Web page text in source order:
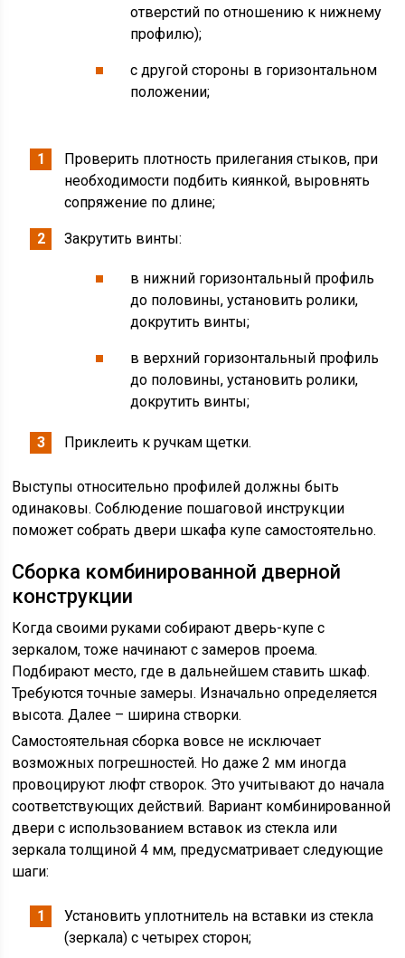
отверстий по отношению к нижнему
профилю);
с другой стороны в горизонтальном
положении;
Проверить плотность прилегания стыков, при
необходимости подбить киянкой, выровнять
сопряжение по длине;
Закрутить винты:
в нижний горизонтальный профиль
до половины, установить ролики,
докрутить винты;
в верхний горизонтальный профиль
до половины, установить ролики,
докрутить винты;
Приклеить к ручкам щетки.
Выступы относительно профилей должны быть
одинаковы. Соблюдение пошаговой инструкции
поможет собрать двери шкафа купе самостоятельно.
Сборка комбинированной дверной
конструкции
Когда своими руками собирают дверь-купе с
зеркалом, тоже начинают с замеров проема.
Подбирают место, где в дальнейшем ставить шкаф.
Требуются точные замеры. Изначально определяется
высота. Далее – ширина створки.
Самостоятельная сборка вовсе не исключает
возможных погрешностей. Но даже 2 мм иногда
провоцируют люфт створок. Это учитывают до начала
соответствующих действий. Вариант комбинированной
двери с использованием вставок из стекла или
зеркала толщиной 4 мм, предусматривает следующие
шаги:
Установить уплотнитель на вставки из стекла
(зеркала) с четырех сторон;